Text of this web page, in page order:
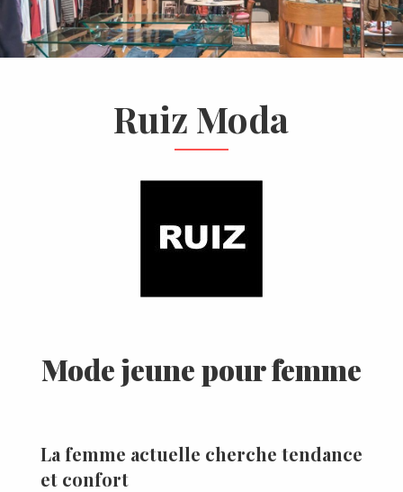
Ruiz Moda
Mode jeune pour femme
La femme actuelle cherche tendance
et confort